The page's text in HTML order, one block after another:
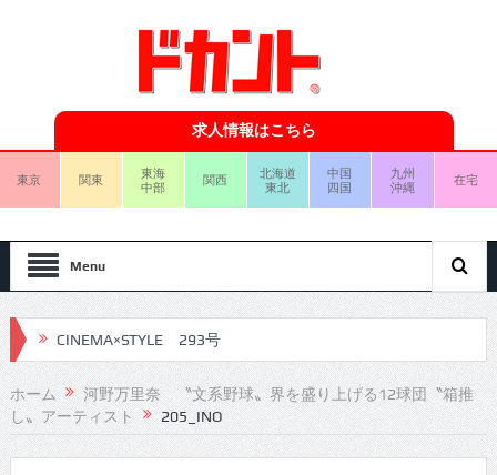
求人情報はこちら
東京 関東
東海
中部
関西
北海道
東北
中国
四国
九州
沖縄
在宅
Menu
CINEMA×STYLE 293号
CINEMA×STYLE 292号
CINEMA×STYLE 291号
ホーム
河野万里奈 〝文系野球〟界を盛り上げる12球団〝箱推
し〟アーティスト
205_INO